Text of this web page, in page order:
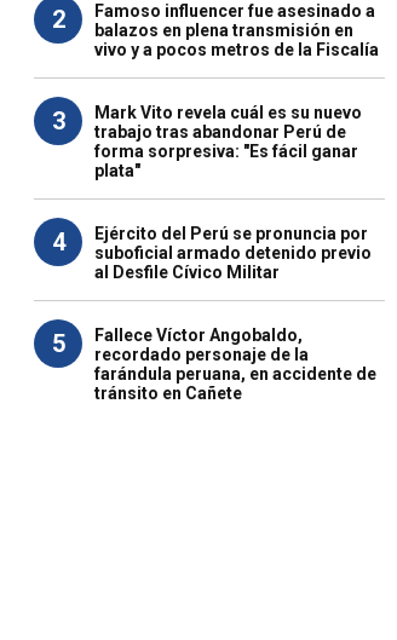
2
Famoso influencer fue asesinado a
balazos en plena transmisión en
vivo y a pocos metros de la Fiscalía
3
Mark Vito revela cuál es su nuevo
trabajo tras abandonar Perú de
forma sorpresiva: "Es fácil ganar
plata"
4
Ejército del Perú se pronuncia por
suboficial armado detenido previo
al Desfile Cívico Militar
5
Fallece Víctor Angobaldo,
recordado personaje de la
farándula peruana, en accidente de
tránsito en Cañete